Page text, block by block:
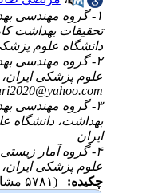
مهندسی بهداشت حرفه‌ای،
بهداشت کار، دانشکده
پزشکی ایران، تهران،
مهندسی بهداشت حرفه‌ای،
ایران، تهران، ایران ،
مهندسی بهداشت حرفه‌ای،
علوم پزشکی ایران،
آمار زیستی، دانشکده بهداشت،
ایران، تهران، ایران